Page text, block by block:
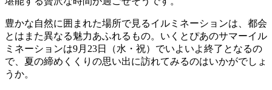
豊かな自然に囲まれた場所で見るイルミネーションは、都会
とはまた異なる魅力あふれるもの。いくとぴあのサマーイル
ミネーションは9月23日（水・祝）でいよいよ終了となるの
で、夏の締めくくりの思い出に訪れてみるのはいかがでしょ
うか。